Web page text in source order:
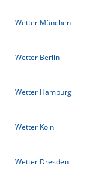
Wetter München
Wetter Berlin
Wetter Hamburg
Wetter Köln
Wetter Dresden